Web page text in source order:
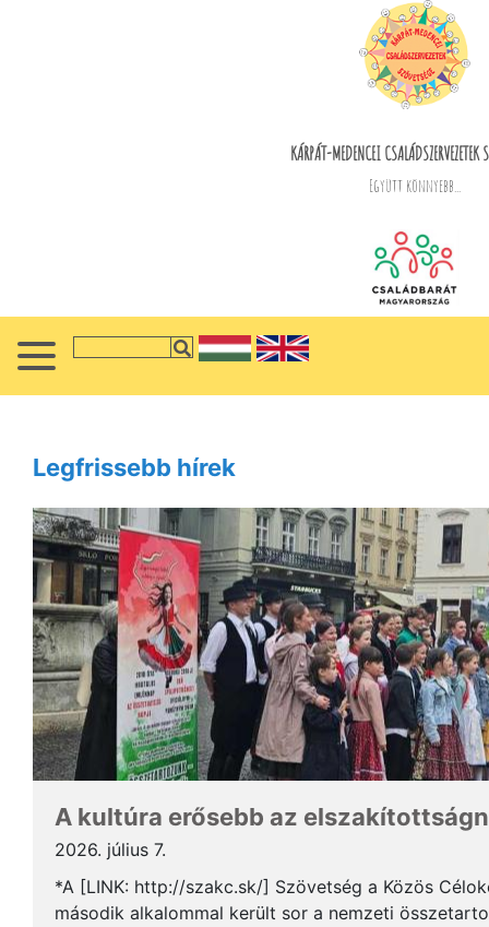
KÁRPÁT-MEDENCEI CSALÁDSZERVEZETEK
Együtt könnyebb...
Legfrissebb hírek
A kultúra erősebb az
2026. július 7.
*A [LINK: http://szakc.sk/] Szövetség a Közös
második alkalommal került sor a nemzeti